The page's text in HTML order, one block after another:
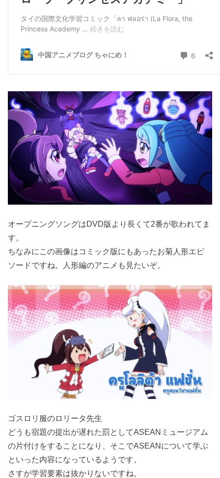
オープニングソングはDVD版より長くて2番が歌われてま
す。
ちなみにこの画像はコミック版にもあったお菊人形エピ
ソードですね。人形編のアニメも見たいぞ。
ゴスロリ服のロリータ先生
どうも宿題の提出が遅れた罰としてASEANミュージアム
の片付けをすることになり、そこでASEANについて学ぶ
といった内容になっているようです。
さすが学習要素は抜かりないですね。